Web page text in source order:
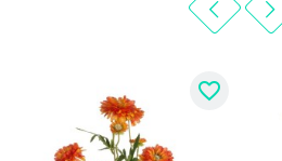
favorite_border